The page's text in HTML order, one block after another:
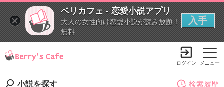
ベリカフェ - 恋愛小説アプリ
大人の女性向け恋愛小説が読み放題！
無料
入手
メニュー
ログイン
小説を探す 検索履歴